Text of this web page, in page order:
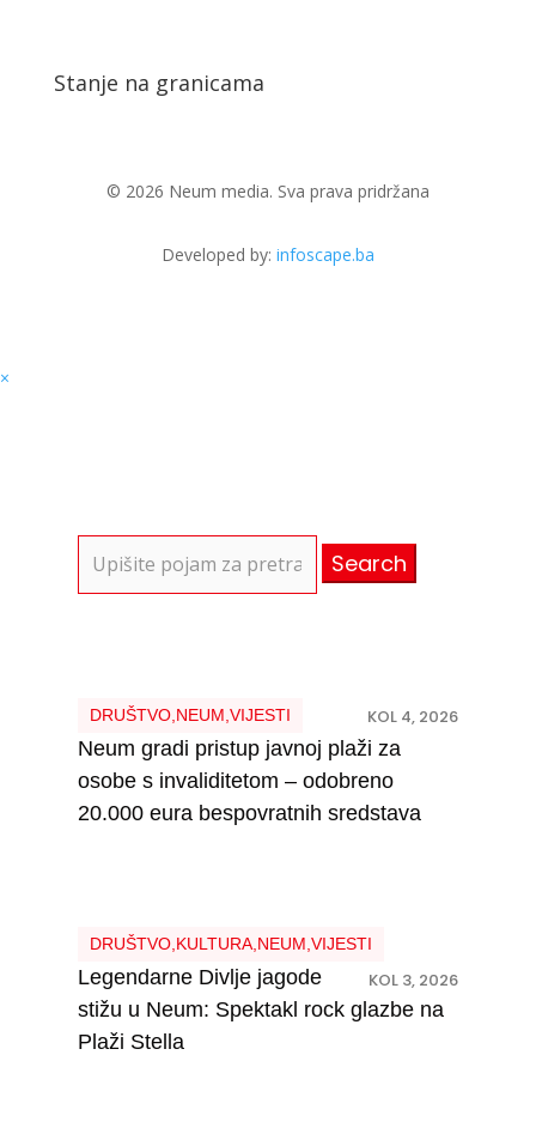
Stanje na granicama
© 2026 Neum media. Sva prava pridržana
Developed by: infoscape.ba
×
for:
DRUŠTVO, NEUM VIJESTI KOL 4, 2026
Neum gradi pristup javnoj plaži za
osobe s invaliditetom – odobreno
20.000 eura bespovratnih sredstava
DRUŠTVO, KULTURA, NEUM VIJESTI
KOL 3, 2026
Legendarne Divlje jagode
stižu u Neum: Spektakl rock glazbe na
Plaži Stella